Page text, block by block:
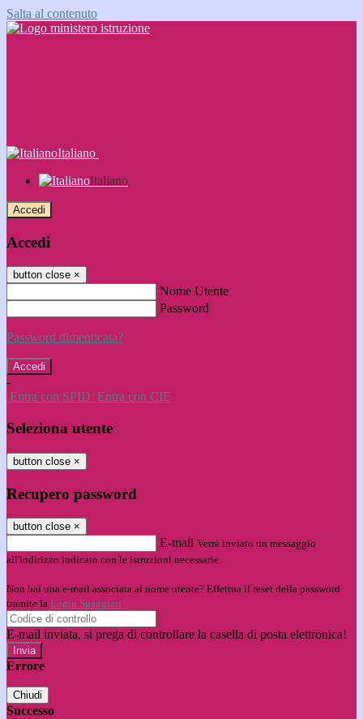
Salta al contenuto
Italiano
Italiano
Accedi
Accedi
button close ×
Nome Utente
Password
Password dimenticata?
-
Entra con SPID Entra con CIE
Seleziona utente
button close ×
Recupero password
button close ×
E-mail Verrà inviato un messaggio
all'indirizzo indicato con le istruzioni necessarie.
Non hai una e-mail associata al nome utente? Effettua il reset della password
tramite la Login Spaggiari
E-mail inviata, si prega di controllare la casella di posta elettronica!
Errore
Chiudi
Successo